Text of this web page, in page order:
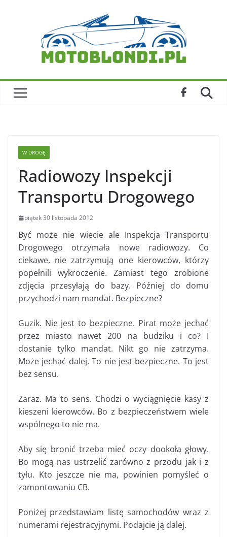
W DROGĘ
Radiowozy Inspekcji
Transportu Drogowego
piątek 30 listopada 2012
Być może nie wiecie ale Inspekcja Transportu
Drogowego otrzymała nowe radiowozy. Co
ciekawe, nie zatrzymują one kierowców, którzy
popełnili wykroczenie. Zamiast tego zrobione
zdjęcia przesyłają do bazy. Później do domu
przychodzi nam mandat. Bezpieczne?
Guzik. Nie jest to bezpieczne. Pirat może jechać
przez miasto nawet 200 na budziku i co? I
dostanie tylko mandat. Nikt go nie zatrzyma.
Może jechać dalej. To nie jest bezpieczne. To jest
bez sensu.
Zaraz. Ma to sens. Chodzi o wyciągnięcie kasy z
kieszeni kierowców. Bo z bezpieczeństwem wiele
wspólnego to nie ma.
Aby się bronić trzeba mieć oczy dookoła głowy.
Bo mogą nas ustrzelić zarówno z przodu jak i z
tyłu. Kto jeszcze nie ma, powinien pomyśleć o
zamontowaniu CB.
Poniżej przedstawiam listę samochodów wraz z
numerami rejestracyjnymi. Podajcie ją dalej.